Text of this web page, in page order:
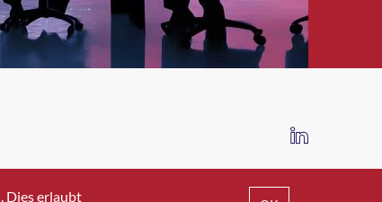
IMPRESSUM DATENSCHUTZ AGB
Dies erlaubt